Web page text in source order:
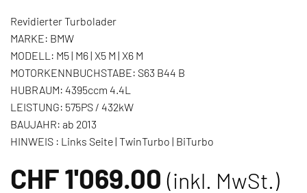
Revidierter Turbolader
MARKE: BMW
MODELL: M5 | M6 | X5 M | X6 M
MOTORKENNBUCHSTABE: S63 B44 B
HUBRAUM: 4395ccm 4.4L
LEISTUNG: 575PS / 432kW
BAUJAHR: ab 2013
HINWEIS : Links Seite | TwinTurbo | BiTurbo
CHF1'069.00 (inkl. MwSt.)